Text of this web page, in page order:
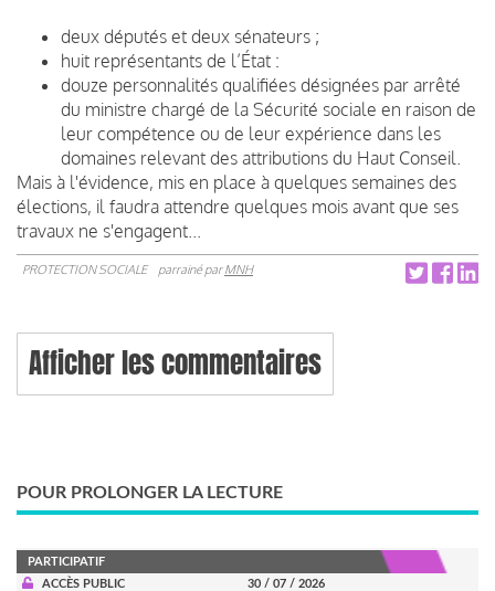
deux députés et deux sénateurs ;
huit représentants de l’État :
douze personnalités qualifiées désignées par arrêté
du ministre chargé de la Sécurité sociale en raison de
leur compétence ou de leur expérience dans les
domaines relevant des attributions du Haut Conseil.
Mais à l'évidence, mis en place à quelques semaines des
élections, il faudra attendre quelques mois avant que ses
travaux ne s'engagent...
PROTECTION SOCIALE parrainé parMNH
Afficher les commentaires
POUR PROLONGER LA LECTURE
PARTICIPATIF
ACCÈS PUBLIC
30 / 07 / 2026